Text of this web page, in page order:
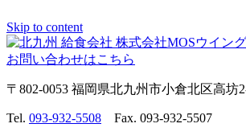
Skip to content
お問い合わせはこちら
〒802-0053 福岡県北九州市小倉北区高坊
Tel. 093-932-5508 Fax. 093-932-5507